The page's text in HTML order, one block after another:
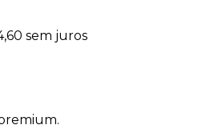
sem juros